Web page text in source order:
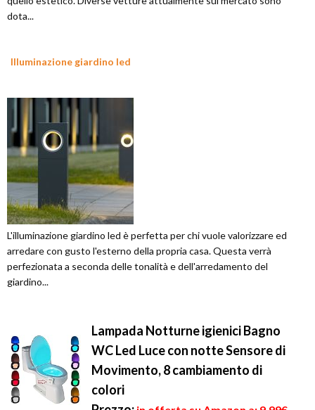
dota...
Illuminazione giardino led
L'illuminazione giardino led è perfetta per chi vuole valorizzare ed
arredare con gusto l'esterno della propria casa. Questa verrà
perfezionata a seconda delle tonalità e dell'arredamento del
giardino...
Lampada Notturne igienici Bagno
WC Led Luce con notte Sensore di
Movimento, 8 cambiamento di
colori